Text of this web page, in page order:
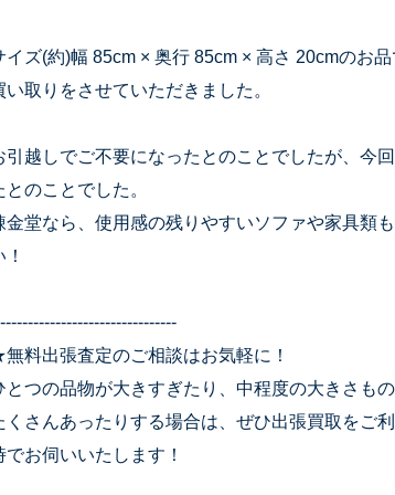
イズ(約)幅 85cm × 奥行 85cm × 高さ 20cmのお
い取りをさせていただきました。
引越しでご不要になったとのことでしたが、今
とのことでした。
金堂なら、使用感の残りやすいソファや家具類
料出張査定のご相談はお気軽に！
とつの品物が大きすぎたり、中程度の大きさも
くさんあったりする場合は、ぜひ出張買取をご
でお伺いいたします！